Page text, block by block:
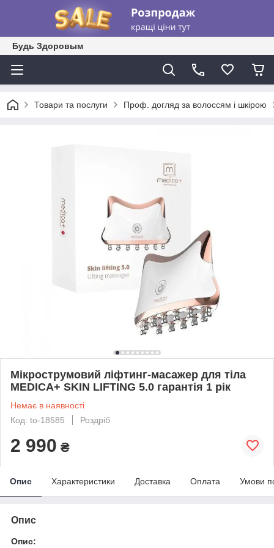
Будь Здоровым
Товари та послуги Проф. догляд за волоссям і шкірою
Мікрострумовий ліфтинг-масажер для тіла
MEDICA+ SKIN LIFTING 5.0 гарантія 1 рік
Немає в наявності
Код: to-18585
Роздріб
2 990 ₴
Опис Характеристики Доставка Оплата Умови
Опис
Опис: